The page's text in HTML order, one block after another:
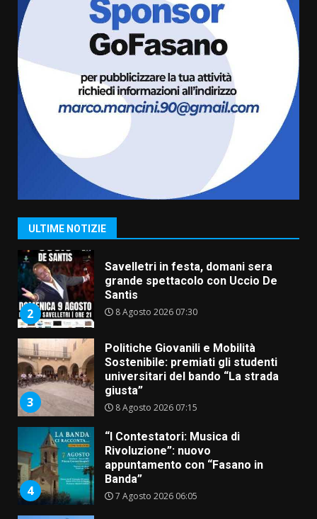
ULTIME NOTIZIE
Fasanese ferito a colpi di arma
da fuoco
6 Agosto 2026 18:13
Carta d’identità: continua il piano
di aperture straordinarie del
Comune di Fasano
6 Agosto 2026 14:16
1
La Banda Città di Fasano apre
ufficialmente la Festa di
2
Savelletri in festa, domani sera
grande spettacolo con Uccio De
Santis
8 Agosto 2026 07:30
3
Politiche Giovanili e Mobilità
Sostenibile: premiati gli studenti
universitari del bando “La strada
giusta”
8 Agosto 2026 07:15
4
“I Contestatori: Musica di
Rivoluzione”: nuovo
appuntamento con “Fasano in
Banda”
7 Agosto 2026 06:05